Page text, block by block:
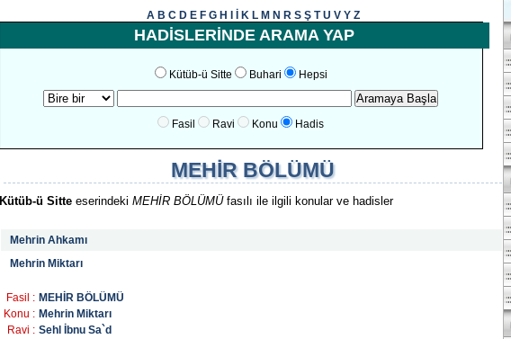
A B C D E F G H K L M N R S Ş T U V Y Z
HADİSLERİNDE ARAMA YAP
Kütüb-ü Sitte Buhari Hepsi
Fasil Ravi Konu Hadis
MEHİR BÖLÜMÜ
Kütüb-ü Sitte eserindeki MEHİR BÖLÜMÜfasılı ile ilgili konular ve hadisler
Mehrin Ahkamı
Mehrin Miktarı
Fasil : MEHİR BÖLÜMÜ
Konu : Mehrin Miktarı
Ravi : Sehl İbnu Sa`d